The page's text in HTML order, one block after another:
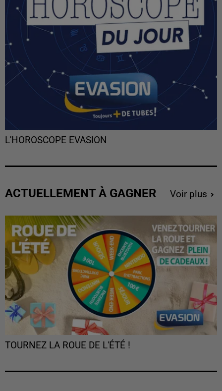
L'HOROSCOPE EVASION
ACTUELLEMENT À GAGNER Voir plus
TOURNEZ LA ROUE DE L'ÉTÉ !